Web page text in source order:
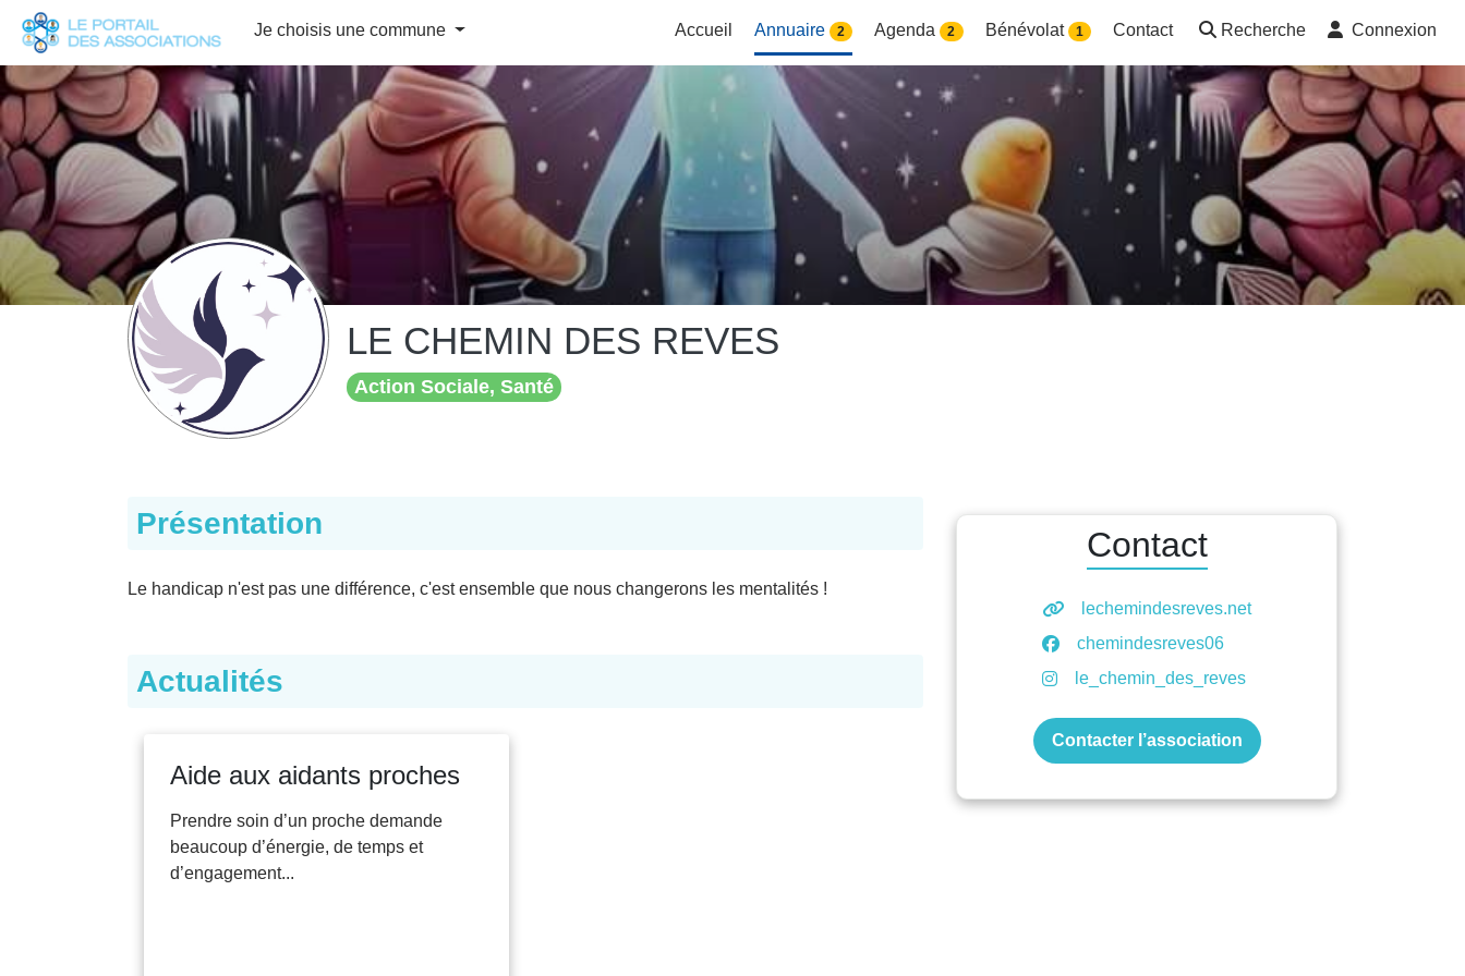
Je choisis une commune Accueil Annuaire 2 Agenda 2 Bénévolat 1 Contact Recherche Connexion
LE CHEMIN DES REVES
Action Sociale, Santé
Présentation
Le handicap n'est pas une différence, c'est ensemble que nous changerons les mentalités !
Actualités
Aide aux aidants proches
Prendre soin d’un proche demande
beaucoup d’énergie, de temps et
d’engagement...
Contact
lechemindesreves.net
chemindesreves06
le_chemin_des_reves
Contacter l’association
Panneau de gestion des cookies